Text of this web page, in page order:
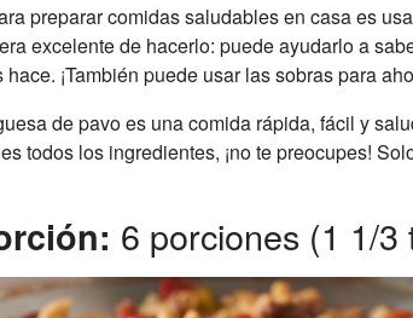
preparar comidas saludables en casa es
excelente de hacerlo: puede ayudarlo a
¡También puede usar las sobras para
de pavo es una comida rápida, fácil y
todos los ingredientes, ¡no te preocupes!
6 porciones (1 1/